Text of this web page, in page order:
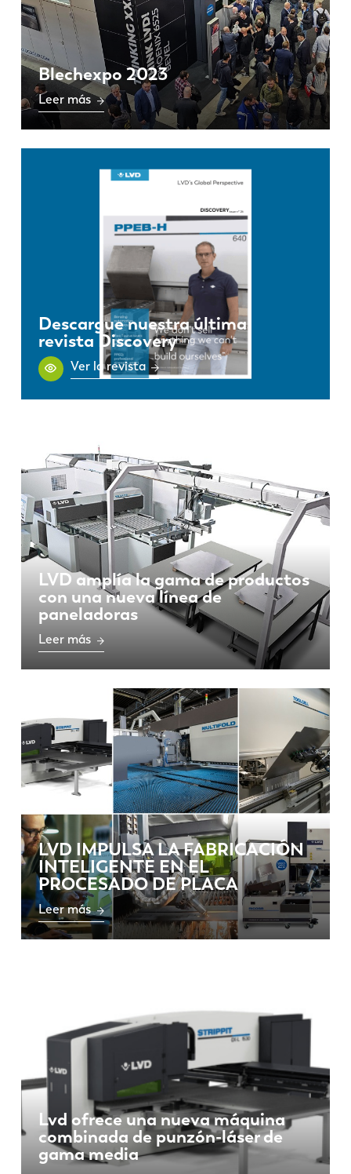
Blechexpo 2023
Leer más
Descargue nuestra última
revista Discovery
Ver la revista
LVD amplía la gama de productos
con una nueva línea de
paneladoras
Leer más
LVD IMPULSA LA FABRICACIÓN
INTELIGENTE EN EL
PROCESADO DE PLACA
Leer más
Lvd ofrece una nueva máquina
combinada de punzón-láser de
gama media